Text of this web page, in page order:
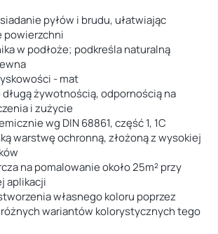
pyłów i brudu, ułatwiając
powierzchni
w podłoże; podkreśla naturalną
- mat
żywotnością, odpornością na
i zużycie
wg DIN 68861, część 1, 1C
warstwę ochronną, złożoną z wysokiej
na pomalowanie około 25m² przy
aplikacji
własnego koloru poprzez
wariantów kolorystycznych tego